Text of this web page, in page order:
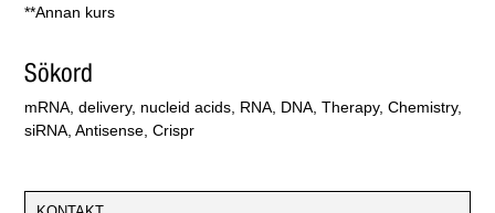
**Annan kurs
Sökord
mRNA, delivery, nucleid acids, RNA, DNA, Therapy, Chemistry,
siRNA, Antisense, Crispr